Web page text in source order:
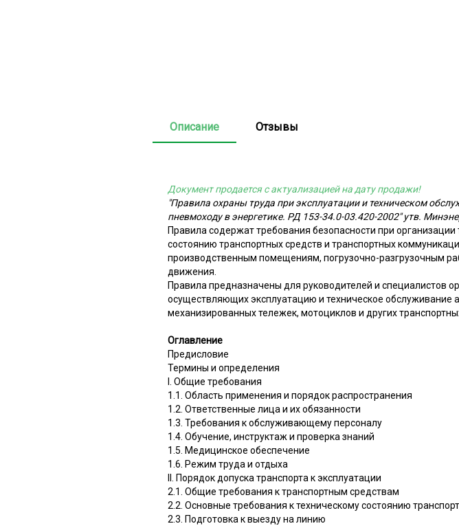
Описание Отзывы
Документ продается с актуализацией на дату продажи!
"Правила охраны труда при эксплуатации и техническом
пневмоходу в энергетике. РД 153-34.0-03.420-2002" утв.
Правила содержат требования безопасности при
состоянию транспортных средств и транспортных
производственным помещениям, погрузочно-разгрузочным
движения.
Правила предназначены для руководителей и специалистов
осуществляющих эксплуатацию и техническое обслуживание
механизированных тележек, мотоциклов и других
Оглавление
Предисловие
Термины и определения
I. Общие требования
1.1. Область применения и порядок распространения
1.2. Ответственные лица и их обязанности
1.3. Требования к обслуживающему персоналу
1.4. Обучение, инструктаж и проверка знаний
1.5. Медицинское обеспечение
1.6. Режим труда и отдыха
II. Порядок допуска транспорта к эксплуатации
2.1. Общие требования к транспортным средствам
2.2. Основные требования к техническому состоянию
2.3. Подготовка к выезду на линию